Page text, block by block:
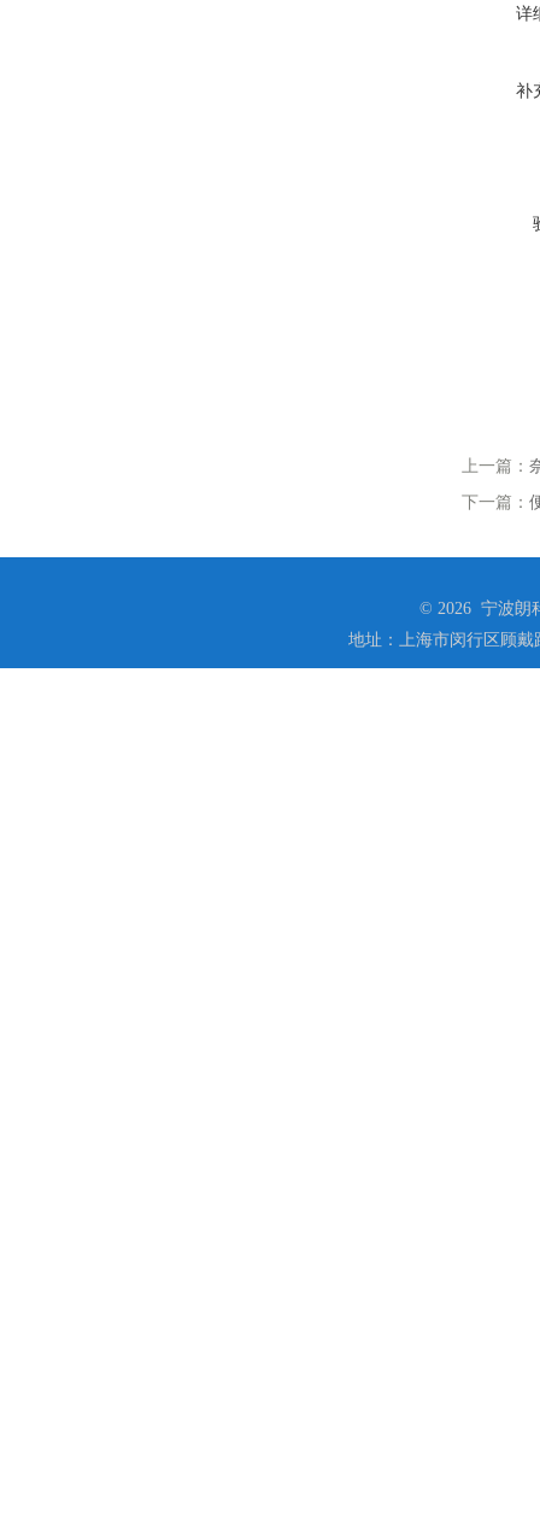
详
补
上一篇：
下一篇：
© 2026 宁波朗
地址：上海市闵行区顾